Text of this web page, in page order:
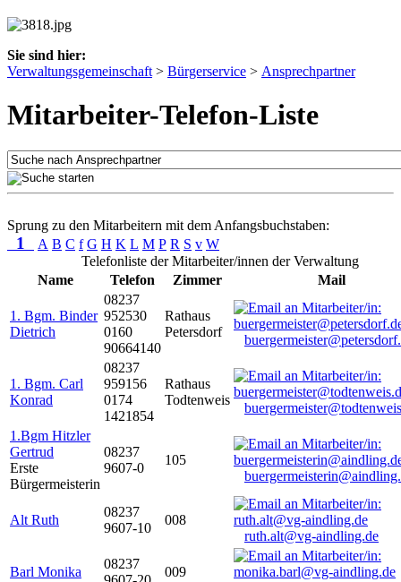
Sie sind hier:
Verwaltungsgemeinschaft > Bürgerservice > Ansprechpartner
Mitarbeiter-Telefon-Liste
Sprung zu den Mitarbeitern mit dem Anfangsbuchstaben:
1 A B C f G H K L M P R S v W
Telefonliste der Mitarbeiter/innen der Verwaltung
Name
Telefon Zimmer Mail
1. Bgm. Binder
Dietrich
08237
952530
0160
90664140
Rathaus
Petersdorf
1. Bgm. Carl
Konrad
08237
959156
0174
1421854
Rathaus
Todtenweis
1.Bgm Hitzler
Gertrud
Erste
Bürgermeisterin
08237
9607-0
105
Alt Ruth
08237
9607-10
008
ruth.alt@vg-aindling.de
Barl Monika
08237
009